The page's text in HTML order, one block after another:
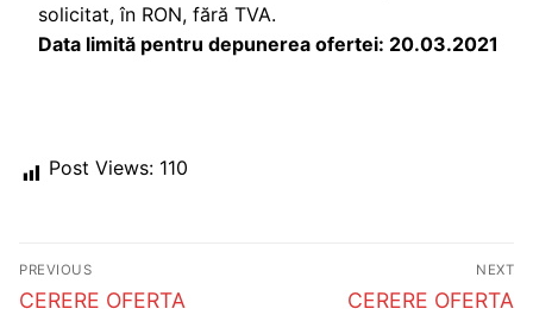
solicitat, în RON, fără TVA.
Data limită pentru depunerea ofertei: 20.03.2021
Post Views: 110
Post
navigation
PREVIOUS
Previous
CERERE OFERTA
NEXT
Next
CERERE OFERTA